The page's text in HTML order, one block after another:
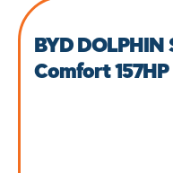
BYD DOLPHIN
Comfort 157HP